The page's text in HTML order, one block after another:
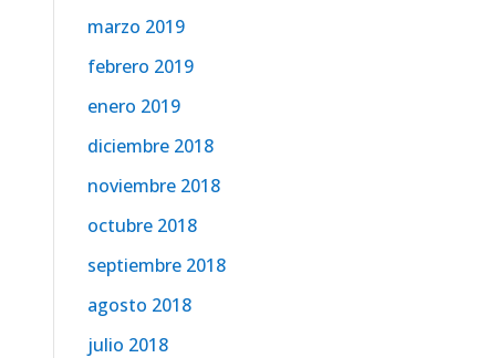
marzo 2019
febrero 2019
enero 2019
diciembre 2018
noviembre 2018
octubre 2018
septiembre 2018
agosto 2018
julio 2018